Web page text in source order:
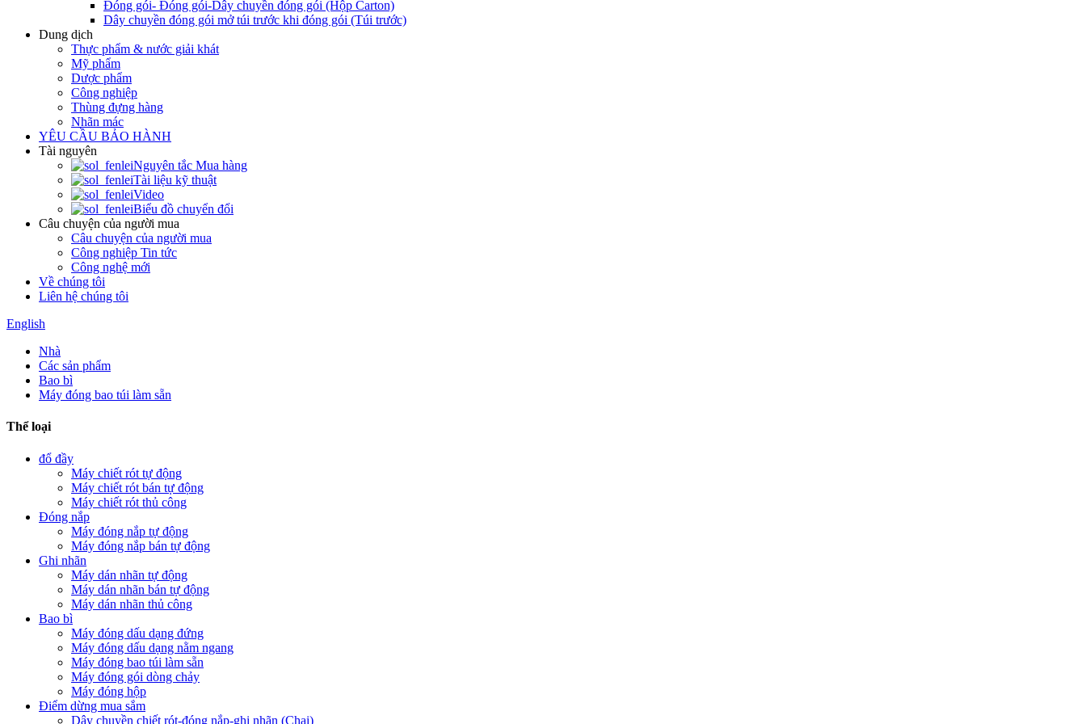
Đóng gói- Đóng gói-Dây chuyền đóng gói (Hộp Carton)
Dây chuyền đóng gói mở túi trước khi đóng gói (Túi trước)
Dung dịch
Thực phẩm & nước giải khát
Mỹ phẩm
Dược phẩm
Công nghiệp
Thùng đựng hàng
Nhãn mác
YÊU CẦU BẢO HÀNH
Tài nguyên
Nguyên tắc Mua hàng
Tài liệu kỹ thuật
Video
Biểu đồ chuyển đổi
Câu chuyện của người mua
Câu chuyện của người mua
Công nghiệp Tin tức
Công nghệ mới
Về chúng tôi
Liên hệ chúng tôi
English
Nhà
Các sản phẩm
Bao bì
Máy đóng bao túi làm sẵn
Thể loại
đổ đầy
Máy chiết rót tự động
Máy chiết rót bán tự động
Máy chiết rót thủ công
Đóng nắp
Máy đóng nắp tự động
Máy đóng nắp bán tự động
Ghi nhãn
Máy dán nhãn tự động
Máy dán nhãn bán tự động
Máy dán nhãn thủ công
Bao bì
Máy đóng dấu dạng đứng
Máy đóng dấu dạng nằm ngang
Máy đóng bao túi làm sẵn
Máy đóng gói dòng chảy
Máy đóng hộp
Điểm dừng mua sắm
Dây chuyền chiết rót-đóng nắp-ghi nhãn (Chai)